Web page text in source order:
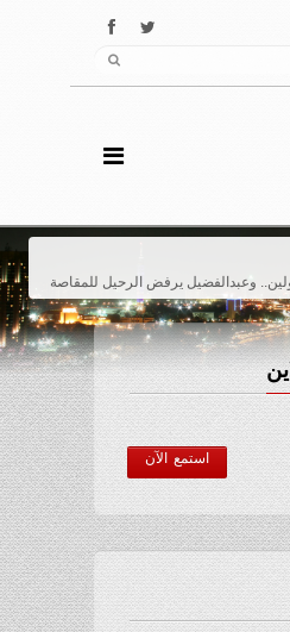
وعبدالفضيل يرفض الرحيل للمقاصة
استمع الآن